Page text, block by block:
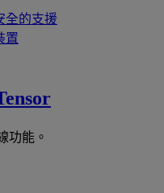
全的支援
置
功能。